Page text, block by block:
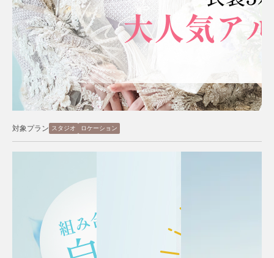
対象プラン スタジオ ロケーション